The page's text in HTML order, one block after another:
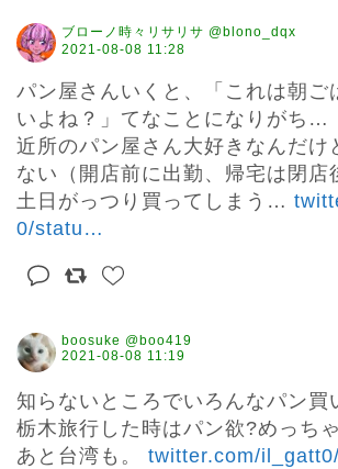
ブローノ時々リサリサ @blono_dqx
2021-08-08 11:28
パン屋さんいくと、「これは朝ご
いよね？」てなことになりがち…
近所のパン屋さん大好きなんだけ
ない（開店前に出勤、帰宅は閉店
土日がっつり買ってしまう…
0/statu …
boosuke @boo419
2021-08-08 11:19
知らないところでいろんなパン
栃木旅行した時はパン欲?めっち
あと台湾も。 twitter.com/